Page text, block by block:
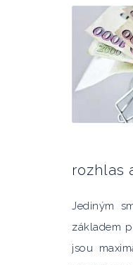
rozhlas
Jediným
základem
jsou